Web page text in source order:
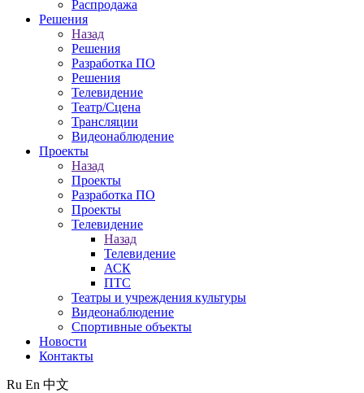
Распродажа
Решения
Назад
Решения
Разработка ПО
Решения
Телевидение
Театр/Сцена
Трансляции
Видеонаблюдение
Проекты
Назад
Проекты
Разработка ПО
Проекты
Телевидение
Назад
Телевидение
АСК
ПТС
Театры и учреждения культуры
Видеонаблюдение
Спортивные объекты
Новости
Контакты
Ru En 中文